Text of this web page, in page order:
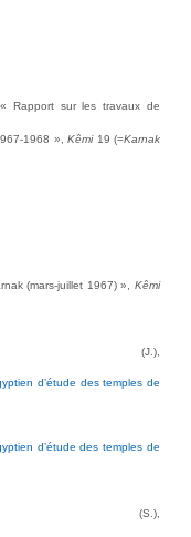
Rapport sur les travaux de
1968 », Kêmi19 (=Karnak
(mars-juillet 1967) »,Kêmi
d’étude des temples de